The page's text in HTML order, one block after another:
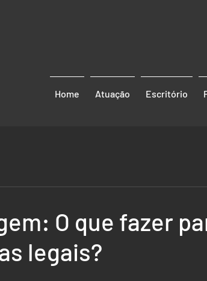
Home Atuação Escritório
O que fazer
legais?